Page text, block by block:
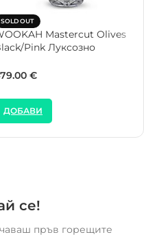
SOLD OUT
Mastercut Olives
Pink Луксозно
€
ДОБАВИ
се!
пръв горещите